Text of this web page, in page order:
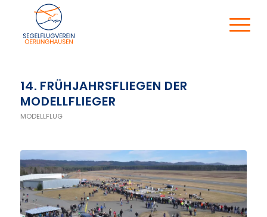
14. FRÜHJAHRSFLIEGEN DER
MODELLFLIEGER
MODELLFLUG